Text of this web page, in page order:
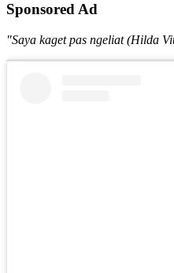
Sponsored Ad
"Saya kaget pas ngeliat (Hilda